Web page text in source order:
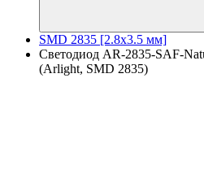
SMD 2835 [2.8x3.5 мм]
Светодиод AR-2835-SAF-
(Arlight, SMD 2835)